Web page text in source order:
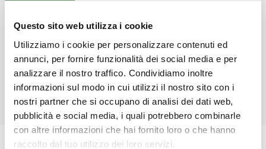
Questo sito web utilizza i cookie
Utilizziamo i cookie per personalizzare contenuti ed
annunci, per fornire funzionalità dei social media e per
analizzare il nostro traffico. Condividiamo inoltre
informazioni sul modo in cui utilizzi il nostro sito con i
nostri partner che si occupano di analisi dei dati web,
pubblicità e social media, i quali potrebbero combinarle
con altre informazioni che hai fornito loro o che hanno
raccolto dal tuo utilizzo dei loro servizi.
Quer saber mais sobre os produtos?
A nossa equipa está à sua disposição.
Descubra mais
Produtos relacionados